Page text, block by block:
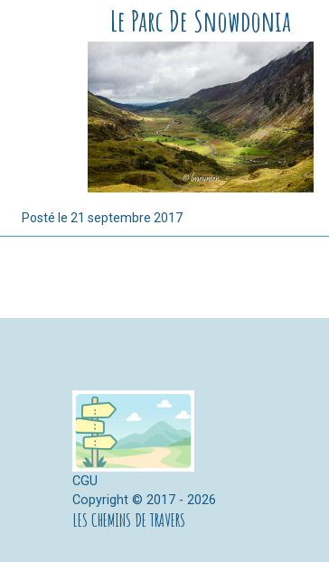
Le Parc De Snowdonia
Posté le 21 septembre 2017
CGU
Copyright © 2017 - 2026
LES CHEMINS DE TRAVERS